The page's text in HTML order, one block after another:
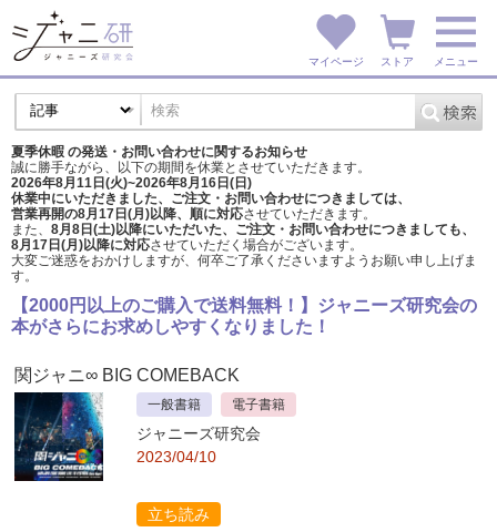
マイページ ストア メニュー
夏季休暇 の発送・お問い合わせに関するお知らせ
誠に勝手ながら、以下の期間を休業とさせていただきます。
2026年8月11日(火)~2026年8月16日(日)
休業中にいただきました、ご注文・お問い合わせにつきましては、
営業再開の8月17日(月)以降、順に対応させていただきます。
また、 8月8日(土)以降にいただいた、ご注文・ お問い合わせにつきましても、
8月17日(月)以降に対応させていただく場合がございます。
大変ご迷惑をおかけしますが、 何卒ご了承くださいますようお願い申し上げま
す。
【2000円以上のご購入で送料無料！】ジャニーズ研究会の
本がさらにお求めしやすくなりました！
関ジャニ∞ BIG COMEBACK
一般書籍 電子書籍
ジャニーズ研究会
2023/04/10
立ち読み